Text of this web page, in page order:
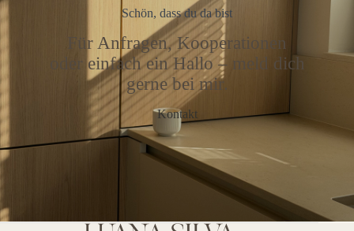
Schön, dass du da bist
Für Anfragen, Kooperationen
oder einfach ein Hallo – meld dich
gerne bei mir.
Kontakt